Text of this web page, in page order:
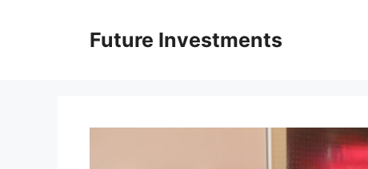
Future Investments